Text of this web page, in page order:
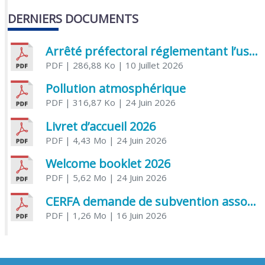
DERNIERS DOCUMENTS
Arrêté préfectoral réglementant l’usage de l’eau
PDF| 286,88 Ko | 10 Juillet 2026
Pollution atmosphérique
PDF| 316,87 Ko | 24 Juin 2026
Livret d’accueil 2026
PDF| 4,43 Mo | 24 Juin 2026
Welcome booklet 2026
PDF| 5,62 Mo | 24 Juin 2026
CERFA demande de subvention association
PDF| 1,26 Mo | 16 Juin 2026